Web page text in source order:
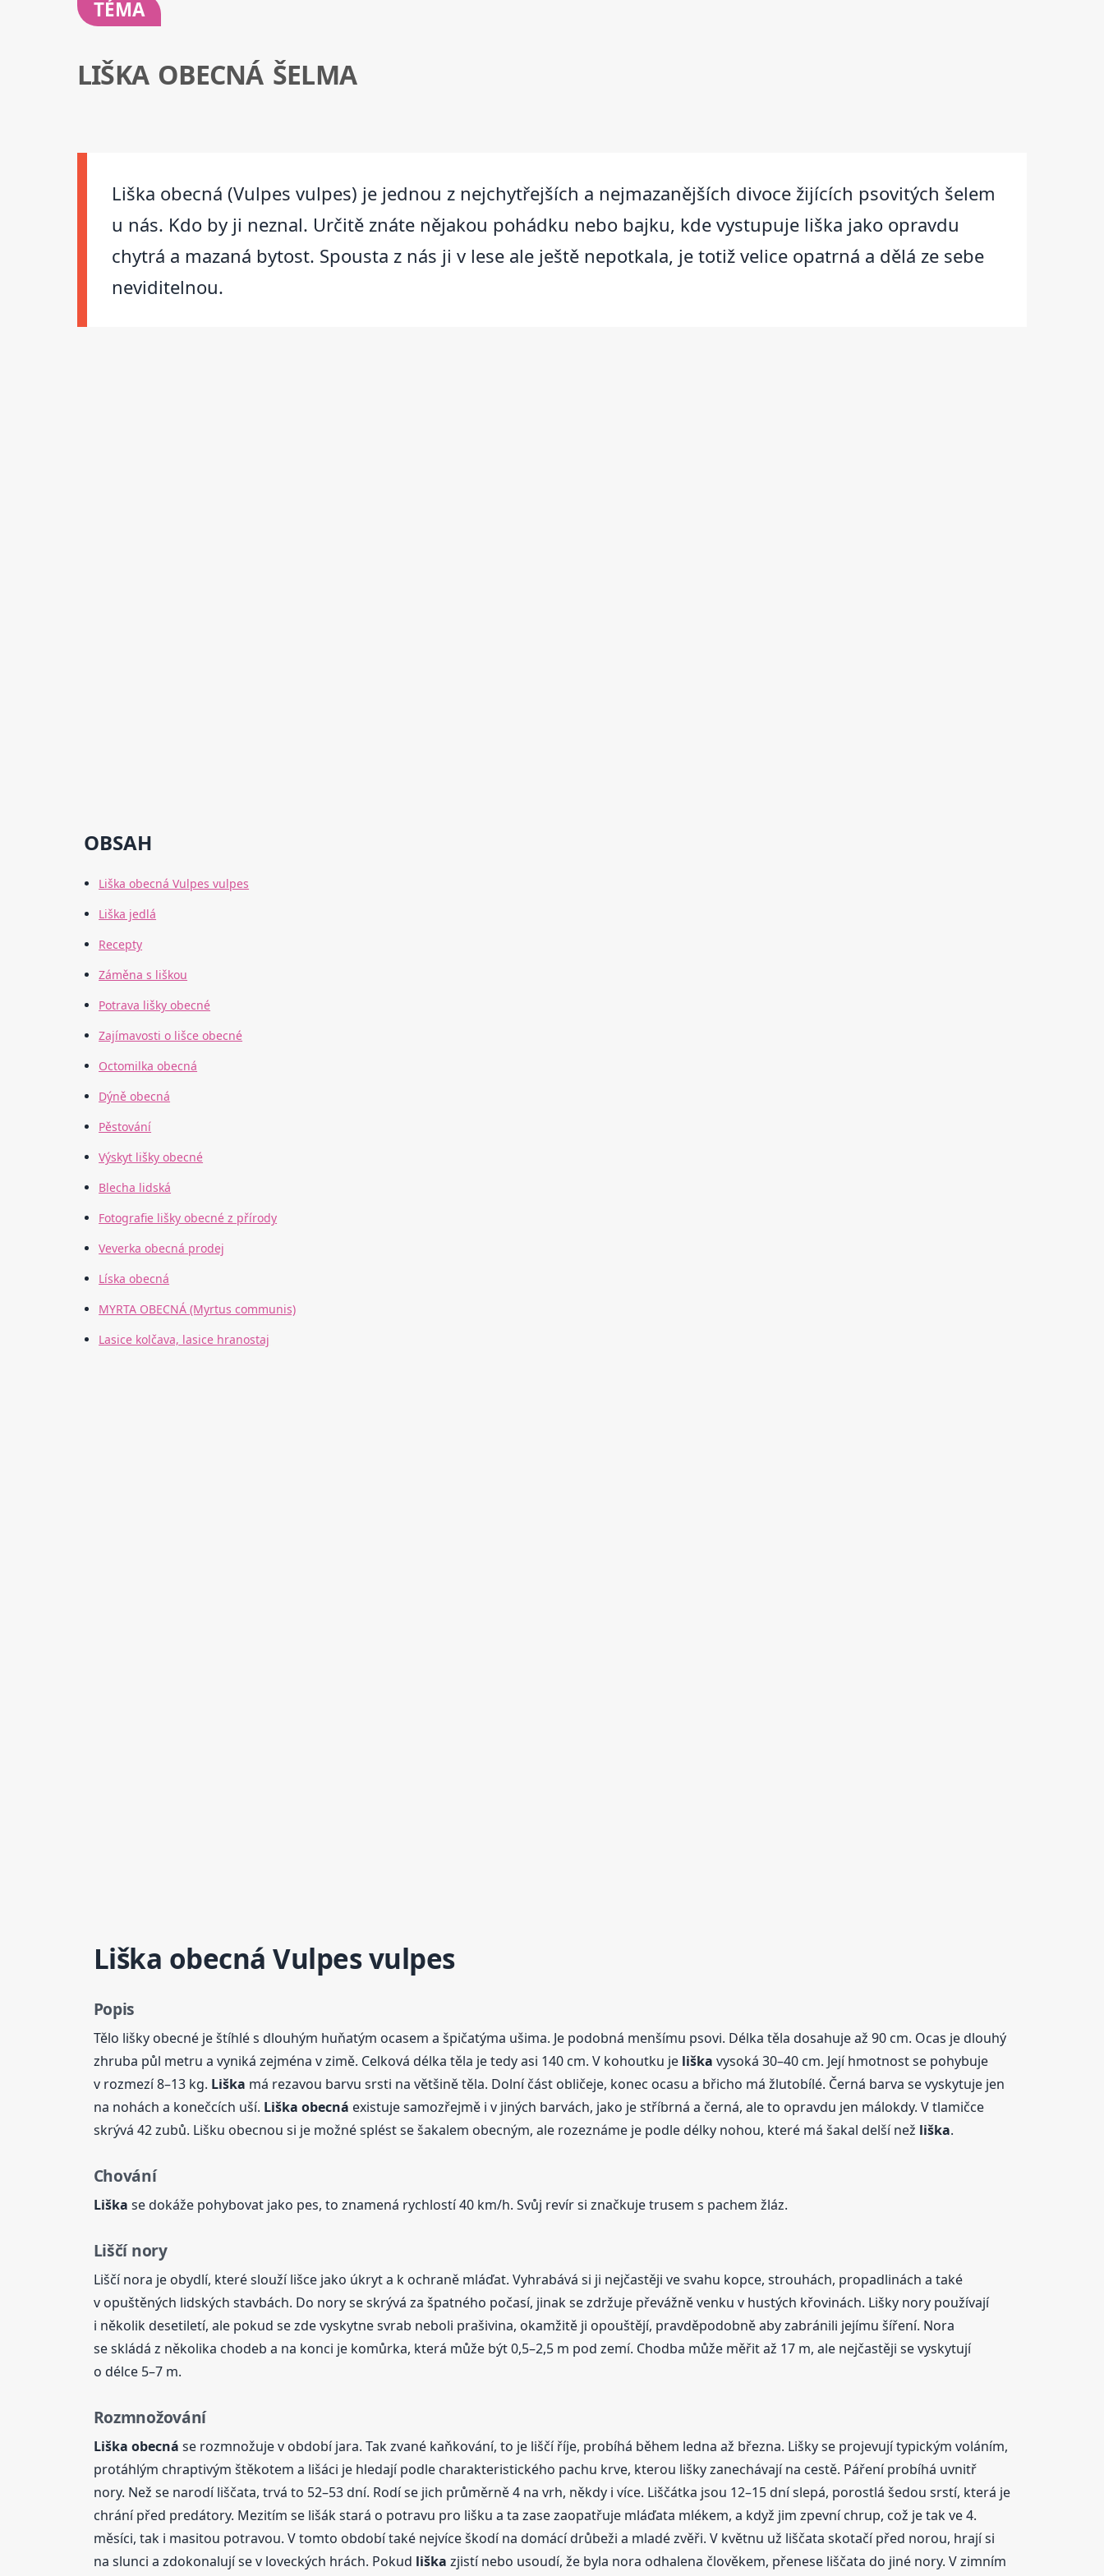
TÉMA
LIŠKA OBECNÁ ŠELMA
Liška obecná (Vulpes vulpes) je jednou z nejchytřejších a nejmazanějších divoce žijících psovitých šelem
u nás. Kdo by ji neznal. Určitě znáte nějakou pohádku nebo bajku, kde vystupuje liška jako opravdu
chytrá a mazaná bytost. Spousta z nás ji v lese ale ještě nepotkala, je totiž velice opatrná a dělá ze sebe
neviditelnou.
OBSAH
Liška obecná Vulpes vulpes
Liška jedlá
Recepty
Záměna s liškou
Potrava lišky obecné
Zajímavosti o lišce obecné
Octomilka obecná
Dýně obecná
Pěstování
Výskyt lišky obecné
Blecha lidská
Fotografie lišky obecné z přírody
Veverka obecná prodej
Líska obecná
MYRTA OBECNÁ (Myrtus communis)
Lasice kolčava, lasice hranostaj
Liška obecná Vulpes vulpes
Popis
Tělo lišky obecné je štíhlé s dlouhým huňatým ocasem a špičatýma ušima. Je podobná menšímu psovi. Délka těla dosahuje až 90 cm. Ocas je dlouhý
zhruba půl metru a vyniká zejména v zimě. Celková délka těla je tedy asi 140 cm. V kohoutku je liška vysoká 30–40 cm. Její hmotnost se pohybuje
v rozmezí 8–13 kg. Liška má rezavou barvu srsti na většině těla. Dolní část obličeje, konec ocasu a břicho má žlutobílé. Černá barva se vyskytuje jen
na nohách a konečcích uší. Liška obecná existuje samozřejmě i v jiných barvách, jako je stříbrná a černá, ale to opravdu jen málokdy. V tlamičce
skrývá 42 zubů. Lišku obecnou si je možné splést se šakalem obecným, ale rozeznáme je podle délky nohou, které má šakal delší než liška.
Chování
Liška se dokáže pohybovat jako pes, to znamená rychlostí 40 km/h. Svůj revír si značkuje trusem s pachem žláz.
Liščí nory
Liščí nora je obydlí, které slouží lišce jako úkryt a k ochraně mláďat. Vyhrabává si ji nejčastěji ve svahu kopce, strouhách, propadlinách a také
v opuštěných lidských stavbách. Do nory se skrývá za špatného počasí, jinak se zdržuje převážně venku v hustých křovinách. Lišky nory používají
i několik desetiletí, ale pokud se zde vyskytne svrab neboli prašivina, okamžitě ji opouštějí, pravděpodobně aby zabránili jejímu šíření. Nora
se skládá z několika chodeb a na konci je komůrka, která může být 0,5–2,5 m pod zemí. Chodba může měřit až 17 m, ale nejčastěji se vyskytují
o délce 5–7 m.
Rozmnožování
Liška obecná se rozmnožuje v období jara. Tak zvané kaňkování, to je liščí říje, probíhá během ledna až března. Lišky se projevují typickým voláním,
protáhlým chraptivým štěkotem a lišáci je hledají podle charakteristického pachu krve, kterou lišky zanechávají na cestě. Páření probíhá uvnitř
nory. Než se narodí liščata, trvá to 52–53 dní. Rodí se jich průměrně 4 na vrh, někdy i více. Liščátka jsou 12–15 dní slepá, porostlá šedou srstí, která je
chrání před predátory. Mezitím se lišák stará o potravu pro lišku a ta zase zaopatřuje mláďata mlékem, a když jim zpevní chrup, což je tak ve 4.
měsíci, tak i masitou potravou. V tomto období také nejvíce škodí na domácí drůbeži a mladé zvěři. V květnu už liščata skotačí před norou, hrají si
na slunci a zdokonalují se v loveckých hrách. Pokud liška zjistí nebo usoudí, že byla nora odhalena člověkem, přenese liščata do jiné nory. V zimním